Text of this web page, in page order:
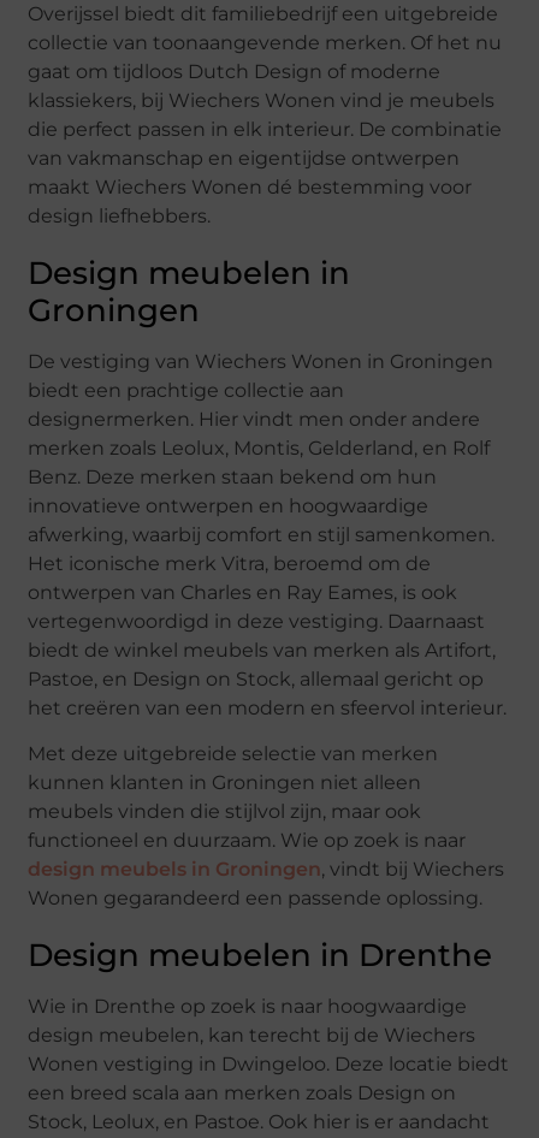
Overijssel biedt dit familiebedrijf een uitgebreide
collectie van toonaangevende merken. Of het nu
gaat om tijdloos Dutch Design of moderne
klassiekers, bij Wiechers Wonen vind je meubels
die perfect passen in elk interieur. De combinatie
van vakmanschap en eigentijdse ontwerpen
maakt Wiechers Wonen dé bestemming voor
design liefhebbers.
Design meubelen in
Groningen
De vestiging van Wiechers Wonen in Groningen
biedt een prachtige collectie aan
designermerken. Hier vindt men onder andere
merken zoals Leolux, Montis, Gelderland, en Rolf
Benz. Deze merken staan bekend om hun
innovatieve ontwerpen en hoogwaardige
afwerking, waarbij comfort en stijl samenkomen.
Het iconische merk Vitra, beroemd om de
ontwerpen van Charles en Ray Eames, is ook
vertegenwoordigd in deze vestiging. Daarnaast
biedt de winkel meubels van merken als Artifort,
Pastoe, en Design on Stock, allemaal gericht op
het creëren van een modern en sfeervol interieur.
Met deze uitgebreide selectie van merken
kunnen klanten in Groningen niet alleen
meubels vinden die stijlvol zijn, maar ook
functioneel en duurzaam. Wie op zoek is naar
design meubels in Groningen, vindt bij Wiechers
Wonen gegarandeerd een passende oplossing.
Design meubelen in Drenthe
Wie in Drenthe op zoek is naar hoogwaardige
design meubelen, kan terecht bij de Wiechers
Wonen vestiging in Dwingeloo. Deze locatie biedt
een breed scala aan merken zoals Design on
Stock, Leolux, en Pastoe. Ook hier is er aandacht